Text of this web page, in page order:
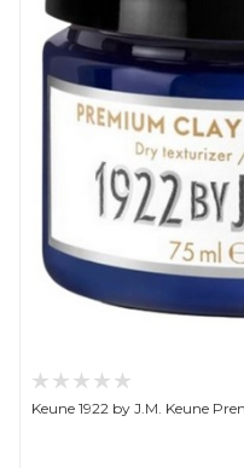
Keune 1922 by J.M. Keune